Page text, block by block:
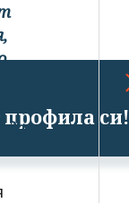
профила си!
да